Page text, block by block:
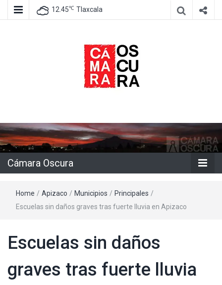
12.45℃ Tlaxcala
Cámara
Oscura
Cámara Oscura
Home / Apizaco / Municipios / Principales /
Escuelas sin daños graves tras fuerte lluvia en Apizaco
Escuelas sin daños
graves tras fuerte lluvia